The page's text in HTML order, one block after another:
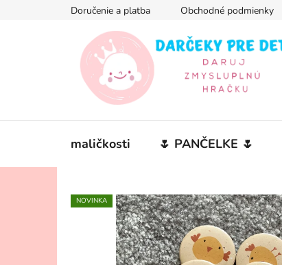
Doručenie a platba Obchodné podmienky
maličkosti 🌷 PANČELKE 🌷
NOVINKA